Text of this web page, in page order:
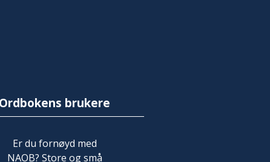
Ordbokens brukere
Er du fornøyd med
NAOB? Store og små